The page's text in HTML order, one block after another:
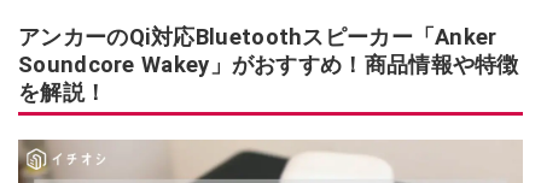
アンカーのQi対応Bluetoothスピーカー「Anker
Soundcore Wakey」がおすすめ！商品情報や特徴
を解説！